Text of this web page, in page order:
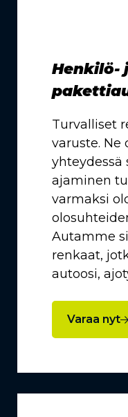
Henkilö-
Turvalliset
varuste. Ne
yhteydessä
ajaminen
varmaksi
Autamme
renkaat,
autoosi,
Varaa nyt